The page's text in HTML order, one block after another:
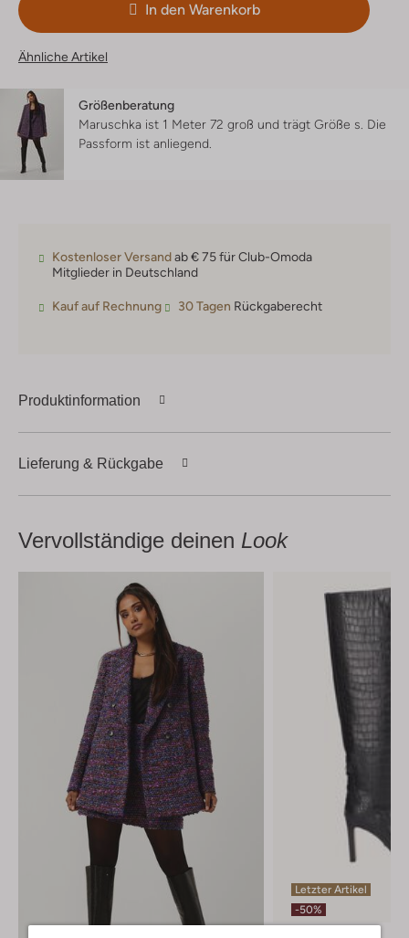
In den Warenkorb
Ähnliche Artikel
Größenberatung
Maruschka ist 1 Meter 72 groß und trägt Größe s. Die
Passform ist anliegend
Kostenloser Versandab € 75 für Club-Omoda
Mitglieder in Deutschland
Kauf auf Rechnung 30 Tagen Rückgaberecht
Produktinformation
Lieferung & Rückgabe
Vervollständige deinen Look
Letzter Artikel
-50%